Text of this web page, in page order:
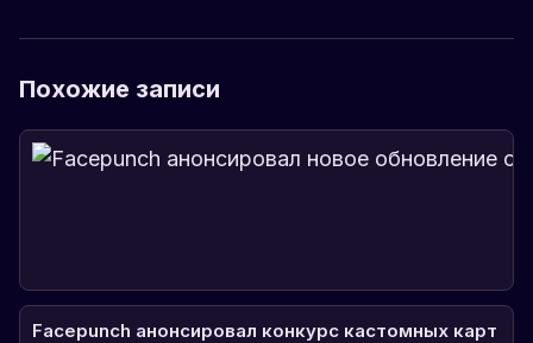
Похожие записи
Facepunch анонсировал конкурс кастомных карт